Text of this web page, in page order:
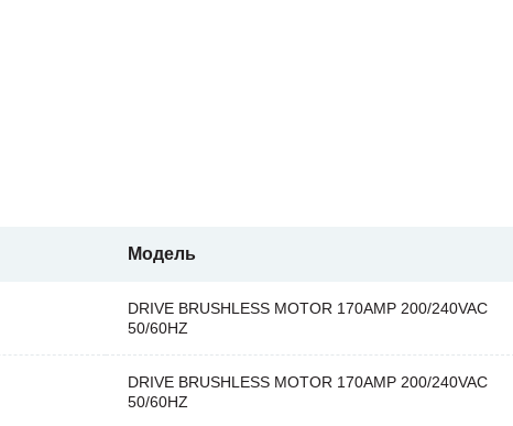
Модель
DRIVE BRUSHLESS MOTOR 170AMP 200/240VAC
50/60HZ
DRIVE BRUSHLESS MOTOR 170AMP 200/240VAC
50/60HZ